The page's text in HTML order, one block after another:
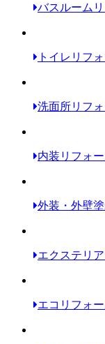
バスルーム
トイレリフ
洗面所リフ
内装リフォ
外装・外壁
エクステリ
エコリフォ